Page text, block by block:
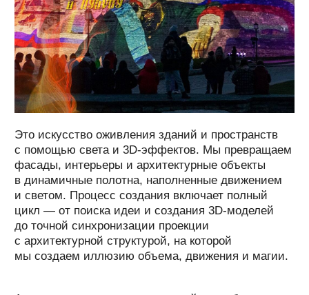
динамичные образы, которые красиво
сочетаются с живыми выступлениями. Такое
шоу становится украшением любого
праздничного события.
ОСТАВИТЬ ЗАЯВКУ
МУЛЬТИ-
БОЛЕЕ
20 ЛЕТ
ОПЫТА
В СОЗДАНИИ